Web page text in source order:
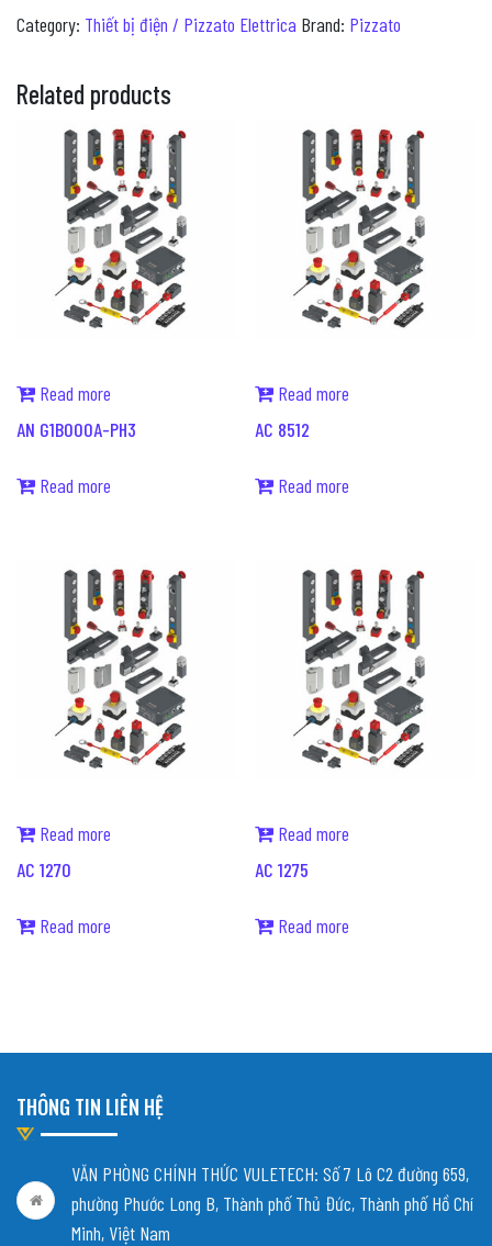
Category: Thiết bị điện / Pizzato Elettrica Brand: Pizzato
Related products
Read more
AN G1B000A-PH3
Read more
Read more
AC 8512
Read more
Read more
AC 1270
Read more
Read more
AC 1275
Read more
THÔNG TIN LIÊN HỆ
VĂN PHÒNG CHÍNH THỨC VULETECH: Số 7 Lô C2 đường 659,
phường Phước Long B, Thành phố Thủ Đức, Thành phố Hồ Chí
Minh, Việt Nam